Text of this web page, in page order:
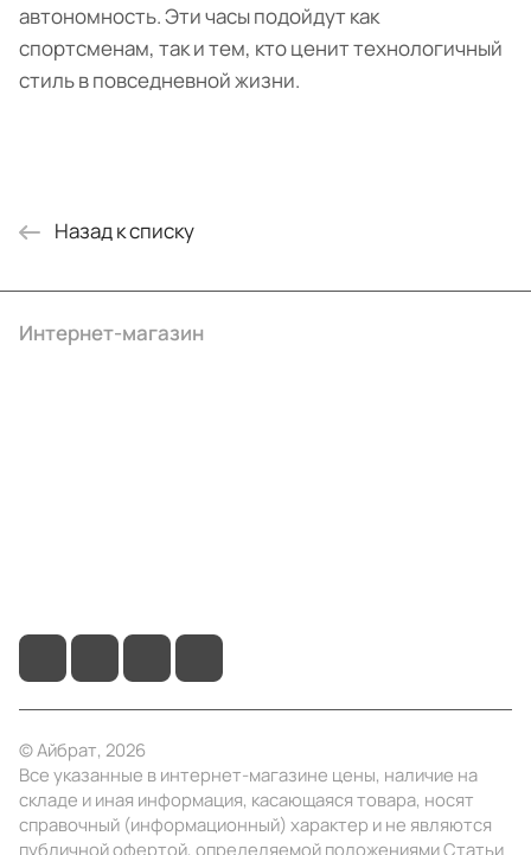
автономность. Эти часы подойдут как
спортсменам, так и тем, кто ценит технологичный
стиль в повседневной жизни.
Назад к списку
Интернет-магазин
© Айбрат, 2026
Все указанные в интернет-магазине цены, наличие на
складе и иная информация, касающаяся товара, носят
справочный (информационный) характер и не являются
публичной офертой, определяемой положениями Статьи